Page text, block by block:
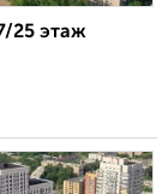
25 этаж